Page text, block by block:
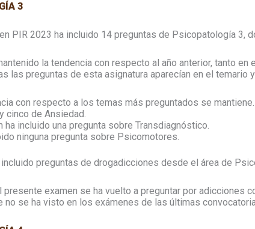
3
PIR 2023 ha incluido 14 preguntas de Psicopatología 3,
la tendencia con respecto al año anterior, tanto
las preguntas de esta asignatura aparecían en el temario
con respecto a los temas más preguntados se
cinco de Ansiedad.
ha incluido una pregunta sobre Transdiagnóstico.
ninguna pregunta sobre Psicomotores.
incluido preguntas de drogadicciones desde el área de
presente examen se ha vuelto a preguntar por adicciones
no se ha visto en los exámenes de las últimas